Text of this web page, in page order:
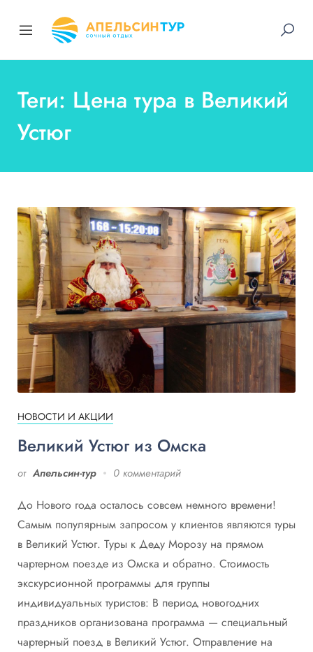
Теги: Цена тура в Великий
Устюг
НОВОСТИ И АКЦИИ
Великий Устюг из Омска
от Апельсин-тур 0 комментарий
До Нового года осталось совсем немного времени!
Самым популярным запросом у клиентов являются туры
в Великий Устюг. Туры к Деду Морозу на прямом
чартерном поезде из Омска и обратно. Стоимость
экскурсионной программы для группы
индивидуальных туристов: В период новогодних
праздников организована программа — специальный
чартерный поезд в Великий Устюг. Отправление на